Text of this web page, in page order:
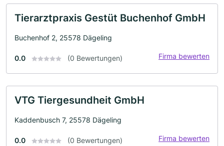
Tierarztpraxis Gestüt Buchenhof GmbH
Buchenhof 2, 25578 Dägeling
0.0 (0 Bewertungen) Firma bewerten
VTG Tiergesundheit GmbH
Kaddenbusch 7, 25578 Dägeling
0.0 (0 Bewertungen) Firma bewerten